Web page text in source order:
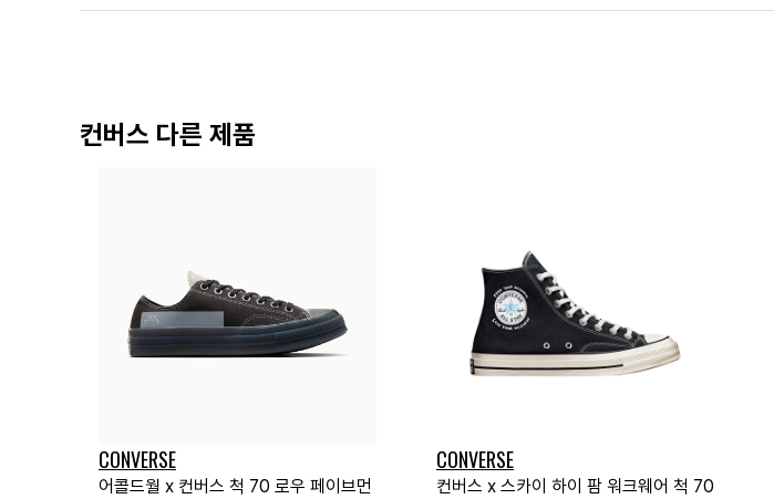
컨버스 다른 제품
CONVERSE
어콜드월 x 컨버스 척 70 로우 페이브먼
CONVERSE
컨버스 x 스카이 하이 팜 워크웨어 척 70